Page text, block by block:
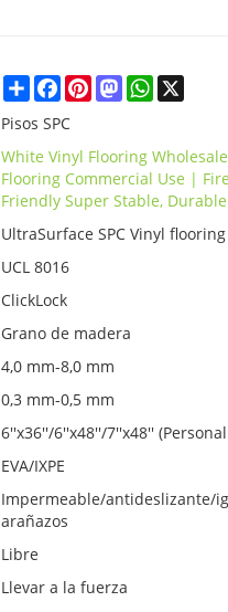
ShareFacebookPinterestMastodonWhatsApp
Pisos SPC
White Vinyl Flooring
Flooring Commercial Use |
Friendly Super Stable, Durable
UltraSurface SPC Vinyl
UCL 8016
ClickLock
Grano de madera
4,0 mm-8,0 mm
0,3 mm-0,5 mm
6''x36''/6''x48''/7''x48''
EVA/IXPE
Impermeable/antideslizante/
arañazos
Libre
Llevar a la fuerza